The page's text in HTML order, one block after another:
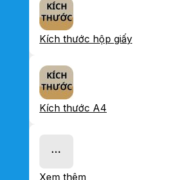
Kích thước hộp giấy
Kích thước A4
Xem thêm